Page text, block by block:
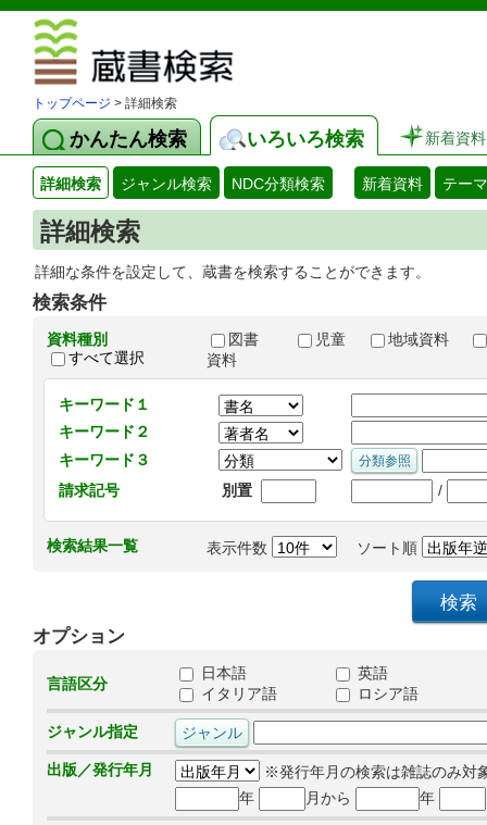
トップページ > 詳細検索
かんたん検索 いろいろ検索 新着資料
詳細検索 ジャンル検索 NDC分類検索 新着資料 テー
詳細検索
詳細な条件を設定して、蔵書を検索することができます。
検索条件
資料種別
すべて選択
図書 児童
地域資料
資料
キーワード１
キーワード２
キーワード３
請求記号
別置 /
検索結果一覧 表示件数 ソート順
オプション
言語区分
日本語
英語
イタリア語
ロシア語
ジャンル指定
出版／発行年月
※発行年月の検索は雑誌のみ対
年
月から 年